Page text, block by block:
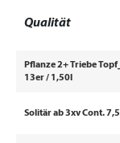
Qualität
Pflanze 2+ Triebe Topf_
13er / 1,50l
Solitär ab 3xv Cont. 7,5l